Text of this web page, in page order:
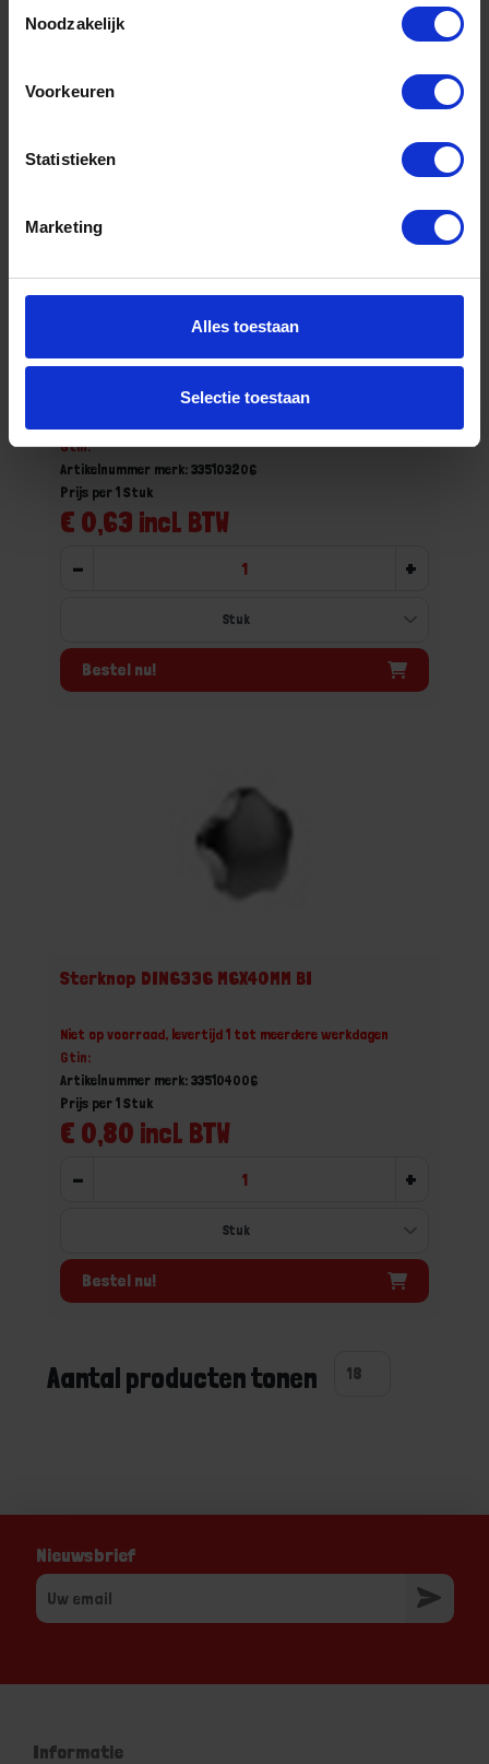
Noodzakelijk
Voorkeuren
Statistieken
Marketing
Alles toestaan
Selectie toestaan
Sterknop DIN6336 M6X32MM BI
Gtin:
Artikelnummer merk: 335103206
€ 0,63 incl. BTW
Prijs per 1 Stuk
- +
Bestel nu!
Sterknop DIN6336 M6X40MM BI
Niet op voorraad, levertijd 1 tot meerdere werkdagen
Gtin:
Artikelnummer merk: 335104006
€ 0,80 incl. BTW
Prijs per 1 Stuk
- +
Bestel nu!
Aantal producten tonen
Nieuwsbrief
Informatie